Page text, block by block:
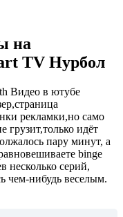
на
TV Нурбол
Видео в ютубе
рекламки,но само
грузит,только идёт
пару минут, а
binge
несколько серий,
чем-нибудь веселым.